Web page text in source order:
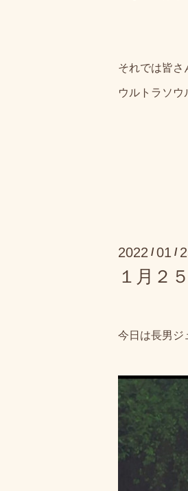
それでは皆さ
ウルトラソウ
2022 /01 /
１月２
今日は長男ジ